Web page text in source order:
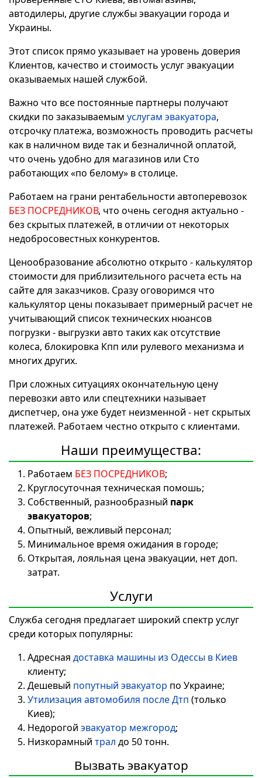
автодилеры, другие службы эвакуации города и
Украины.
Этот список прямо указывает на уровень доверия
Клиентов, качество и стоимость услуг эвакуации
оказываемых нашей службой.
Важно что все постоянные партнеры получают
скидки по заказываемым услугам эвакуатора,
отсрочку платежа, возможность проводить расчеты
как в наличном виде так и безналичной оплатой,
что очень удобно для магазинов или Сто
работающих «по белому» в столице.
Работаем на грани рентабельности автоперевозок
БЕЗ ПОСРЕДНИКОВ, что очень сегодня актуально -
без скрытых платежей, в отличии от некоторых
недобросовестных конкурентов.
Ценообразование абсолютно открыто - калькулятор
стоимости для приблизительного расчета есть на
сайте для заказчиков. Сразу оговоримся что
калькулятор цены показывает примерный расчет не
учитывающий список технических нюансов
погрузки - выгрузки авто таких как отсутствие
колеса, блокировка Кпп или рулевого механизма и
многих других.
При сложных ситуациях окончательную цену
перевозки авто или спецтехники называет
диспетчер, она уже будет неизменной - нет скрытых
платежей. Работаем честно открыто с клиентами.
Наши преимущества:
Работаем БЕЗ ПОСРЕДНИКОВ;
Круглосуточная техническая помошь;
Собственный, разнообразный парк
эвакуаторов;
Опытный, вежливый персонал;
Минимальное время ожидания в городе;
Открытая, лояльная цена эвакуации, нет доп.
затрат.
Услуги
Служба сегодня предлагает широкий спектр услуг
среди которых популярны:
Адресная доставка машины из Одессы в Киев
клиенту;
Дешевый попутный эвакуатор по Украине;
Утилизация автомобиля после Дтп (только
Киев);
Недорогой эвакуатор межгород;
Низкорамный трал до 50 тонн.
Вызвать эвакуатор